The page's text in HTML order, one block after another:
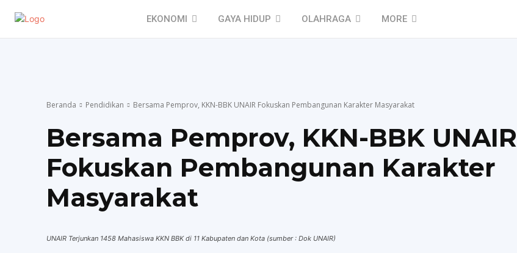
EKONOMI GAYA HIDUP OLAHRAGA MORE
Beranda Pendidikan Bersama Pemprov, KKN-BBK UNAIR Fokuskan Pembangunan Karakter Masyarakat
Bersama Pemprov, KKN-BBK UNAIR
Fokuskan Pembangunan Karakter
Masyarakat
UNAIR Terjunkan 1458 Mahasiswa KKN BBK di 11 Kabupaten dan Kota (sumber : Dok UNAIR)